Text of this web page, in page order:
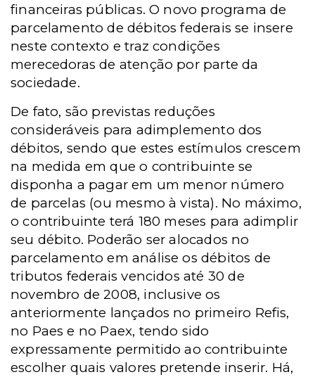
financeiras públicas. O novo programa de
parcelamento de débitos federais se insere
neste contexto e traz condições
merecedoras de atenção por parte da
sociedade.
De fato, são previstas reduções
consideráveis para adimplemento dos
débitos, sendo que estes estímulos crescem
na medida em que o contribuinte se
disponha a pagar em um menor número
de parcelas (ou mesmo à vista). No máximo,
o contribuinte terá 180 meses para adimplir
seu débito. Poderão ser alocados no
parcelamento em análise os débitos de
tributos federais vencidos até 30 de
novembro de 2008, inclusive os
anteriormente lançados no primeiro Refis,
no Paes e no Paex, tendo sido
expressamente permitido ao contribuinte
escolher quais valores pretende inserir. Há,